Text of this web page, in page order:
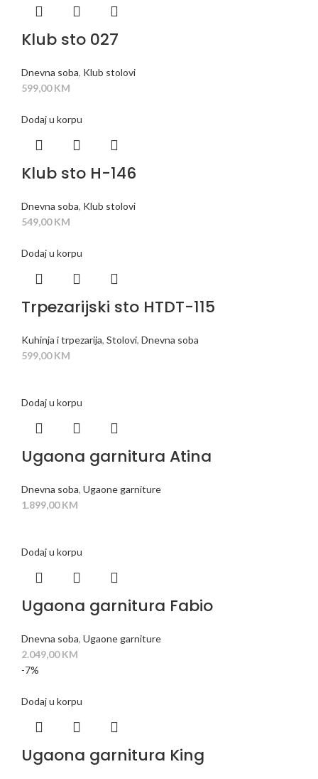
Klub sto 027
Dnevna soba, Klub stolovi
599,00KM
Dodaj u korpu
Klub sto H-146
Dnevna soba, Klub stolovi
549,00KM
Dodaj u korpu
Trpezarijski sto HTDT-115
Kuhinja i trpezarija, Stolovi, Dnevna soba
599,00KM
Dodaj u korpu
Ugaona garnitura Atina
Dnevna soba, Ugaone garniture
1.899,00KM
Dodaj u korpu
Ugaona garnitura Fabio
Dnevna soba, Ugaone garniture
2.049,00KM
-7%
Dodaj u korpu
Ugaona garnitura King